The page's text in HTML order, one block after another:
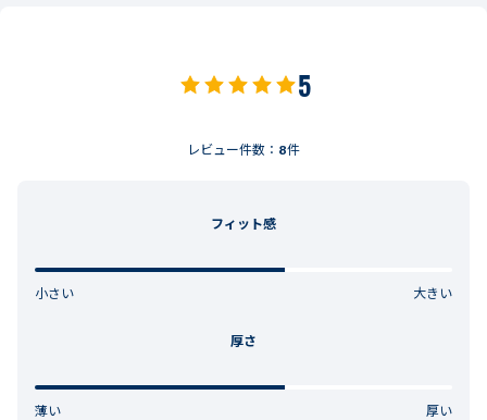
5
レビュー件数： 8件
フィット感
小さい 大きい
厚さ
薄い 厚い